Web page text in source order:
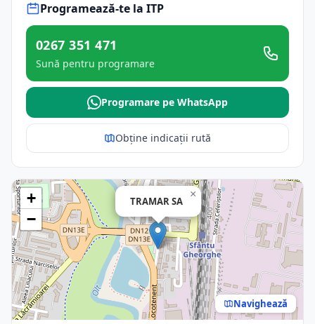
Programează-te la ITP
0267 351 471
Sună pentru programare
Programare pe WhatsApp
Obține indicații rută
TRAMAR SA
×
+
−
Navighează